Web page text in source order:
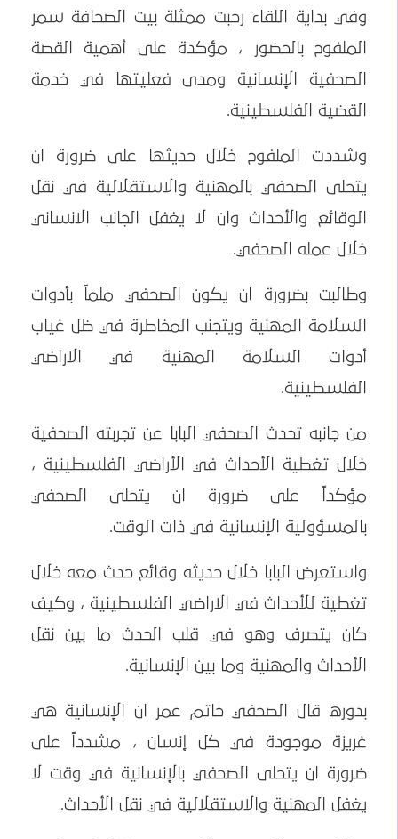
وفي بداية اللقاء رحبت ممثلة بيت الصحافة سمر
الملفوح بالحضور ، مؤكدة على أهمية القصة
الصحفية الإنسانية ومدى فعليتها في خدمة
القضية الفلسطينية.
وشددت الملفوح خلال حديثها على ضرورة ان
يتحلى الصحفي بالمهنية والاستقلالية في نقل
الوقائع والأحداث وان لا يغفل الجانب الانساني
خلال عمله الصحفي.
وطالبت بضرورة ان يكون الصحفي ملماً بأدوات
السلامة المهنية ويتجنب المخاطرة في ظل غياب
أدوات السلامة المهنية في الاراضي
الفلسطينية.
من جانبه تحدث الصحفي البابا عن تجربته الصحفية
خلال تغطية الأحداث في الأراضي الفلسطينية ،
مؤكداً على ضرورة ان يتحلى الصحفي
بالمسؤولية الإنسانية في ذات الوقت.
واستعرض البابا خلال حديثه وقائع حدث معه خلال
تغطية للأحداث في الاراضي الفلسطينية ، وكيف
كان يتصرف وهو في قلب الحدث ما بين نقل
الأحداث والمهنية وما بين الإنسانية.
بدوره قال الصحفي حاتم عمر ان الإنسانية هي
غريزة موجودة في كل إنسان ، مشدداً على
ضرورة ان يتحلى الصحفي بالإنسانية في وقت لا
يغفل المهنية والاستقلالية في نقل الأحداث.